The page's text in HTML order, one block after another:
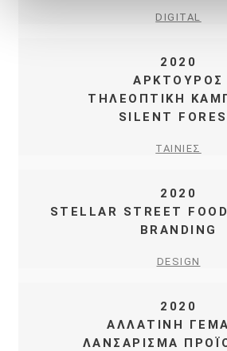
DIGITAL
2020
ΑΡΚΤΟΥΡΟΣ
ΤΗΛΕΟΠΤΙΚΗ
SILENT
ΤΑΙΝΙΕΣ
2020
STELLAR STREET
BRANDING
DESIGN
2020
ΑΛΛΑΤΙΝΗ
ΛΑΝΣΑΡΙΣΜΑ